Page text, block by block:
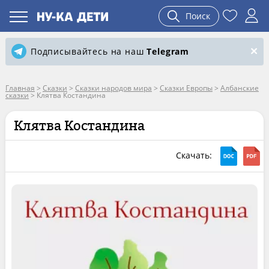
Поиск
Подписывайтесь на нашTelegram
Главная > Сказки > Сказки народов мира > Сказки Европы > Албанские
сказки> Клятва Костандина
Клятва Костандина
Скачать: